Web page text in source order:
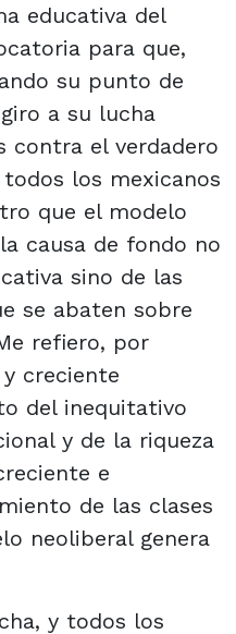
educativa del
para que,
su punto de
a su lucha
contra el verdadero
los mexicanos
que el modelo
causa de fondo no
sino de las
se abaten sobre
refiero, por
creciente
del inequitativo
y de la riqueza
e
de las clases
neoliberal genera
y todos los